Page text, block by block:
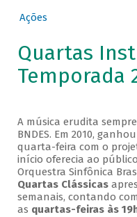
Ações
Quartas
Temporada
A música erudita
BNDES. Em 2010,
quarta-feira com o
início oferecia ao
Orquestra Sinfônica
Quartas Clássicas
semanais, contando
as quartas-feiras às